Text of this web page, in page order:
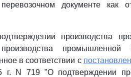
документе как
производства
в соответствии с
N 719 "О подтверждении